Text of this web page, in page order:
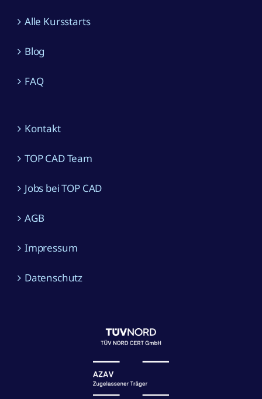
Blog
FAQ
TOP CAD Team
Jobs bei TOP CAD
AGB
Impressum
Datenschutz